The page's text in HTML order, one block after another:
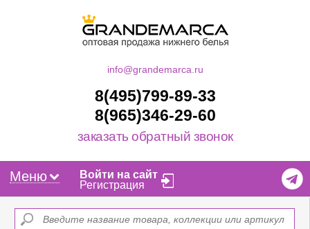
info@grandemarca.ru
8(495)799-89-33
8(965)346-29-60
заказать обратный звонок
Меню
Войти на сайт
Регистрация